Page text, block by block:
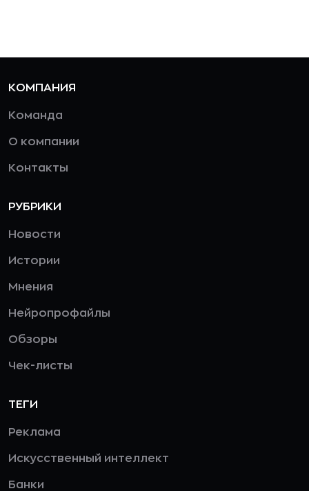
КОМПАНИЯ
Команда
О компании
Контакты
РУБРИКИ
Новости
Истории
Мнения
Нейропрофайлы
Обзоры
Чек-листы
ТЕГИ
Реклама
Искусственный интеллект
Банки